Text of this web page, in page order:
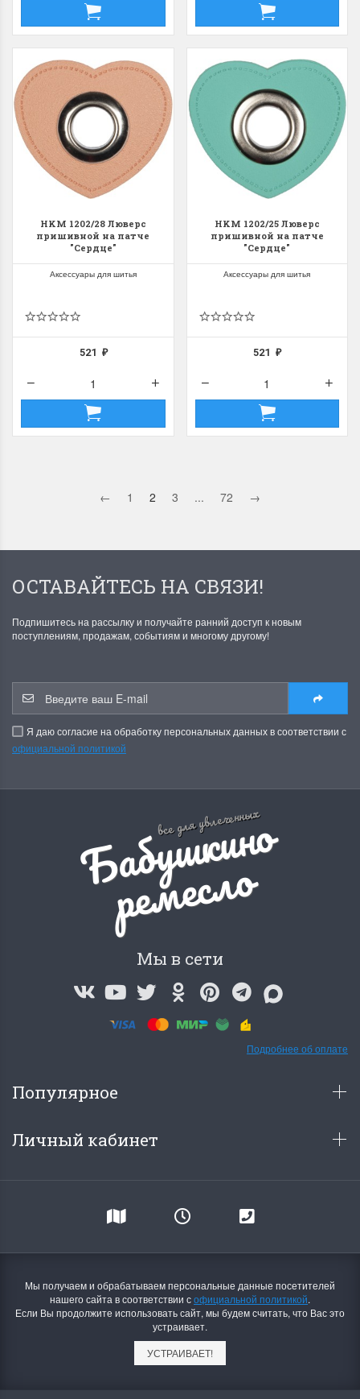
HKM 1202/28 Люверс
пришивной на патче
"Сердце"
Аксессуары для шитья
521 ₽
HKM 1202/25 Люверс
пришивной на патче
"Сердце"
Аксессуары для шитья
521₽
← 1 2 3 ... 72 →
ОСТАВАЙТЕСЬ НА СВЯЗИ!
Подпишитесь на рассылку и получайте ранний доступ к новым
поступлениям, продажам, событиям и многому другому!
Я даю согласие на обработку персональных данных в соответствии с
официальной политикой
все для увлеченных
Б
а
б
у
ш
к
и
н
о
р
е
м
е
с
л
о
Мы в сети
Подробнее об оплате
Популярное
Личный кабинет
Мы получаем и обрабатываем персональные данные посетителей
нашего сайта в соответствии софициальной политикой.
Если Вы продолжите использовать сайт, мы будем считать, что Вас это
устраивает.
УСТРАИВАЕТ!